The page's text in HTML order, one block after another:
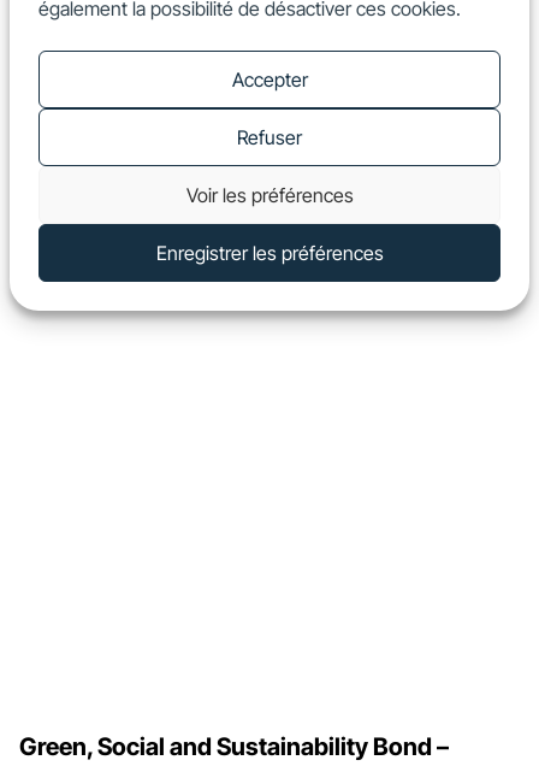
également la possibilité de désactiver ces cookies.
Accepter
Refuser
Voir les préférences
Enregistrer les préférences
Green, Social and Sustainability Bond –